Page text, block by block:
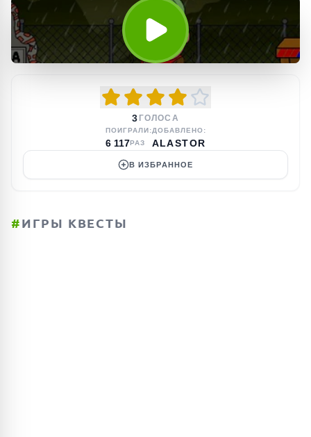
3 ГОЛОСА
ПОИГРАЛИ:
6 117РАЗ
ДОБАВЛЕНО:
ALASTOR
В ИЗБРАННОЕ
#ИГРЫ КВЕСТЫ